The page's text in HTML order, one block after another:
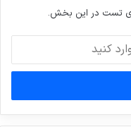
تست در این بخش.